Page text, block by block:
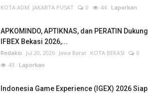
KOTA ADM. JAKARTA PUSAT
0 44 Laporkan
APKOMINDO, APTIKNAS, dan PERATIN Dukung
IFBEX Bekasi 2026,...
Redaksi Jul 20, 2026 Jawa Barat KOTA BEKASI
0
43 Laporkan
Indonesia Game Experience (IGEX) 2026 Siap